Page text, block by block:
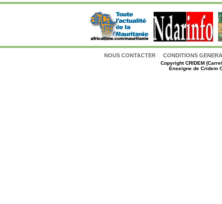
NOUS CONTACTER CONDITIONS
CopyrightCRIDEM
Enseigne de Cridem